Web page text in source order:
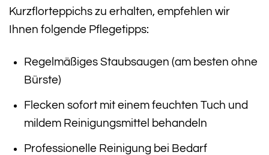
Kurzflorteppichs zu erhalten, empfehlen wir
Ihnen folgende Pflegetipps:
Regelmäßiges Staubsaugen (am besten ohne
Bürste)
Flecken sofort mit einem feuchten Tuch und
mildem Reinigungsmittel behandeln
Professionelle Reinigung bei Bedarf